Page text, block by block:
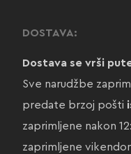
DOSTAVA:
Dostava se vrši
Sve narudžbe
predate brzoj pošti
zaprimljene nakon
zaprimljene